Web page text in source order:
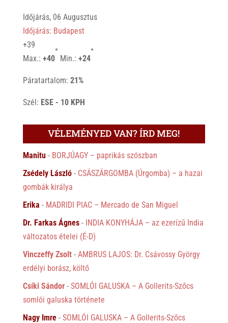
Időjárás, 06 Augusztus
Időjárás: Budapest
+39
Max.: +40
°
Min.: +24
°
Páratartalom: 21%
Szél: ESE - 10 KPH
VÉLEMÉNYED VAN? ÍRD MEG!
Manitu- BORJÚAGY – paprikás szószban
Zsédely László- CSÁSZÁRGOMBA (Úrgomba) – a hazai
gombák királya
Erika - MADRIDI PIAC – Mercado de San Miguel
Dr. Farkas Ágnes- INDIA KONYHÁJA – az ezerízű India
változatos ételei (É-D)
Vinczeffy Zsolt- AMBRUS LAJOS: Dr. Csávossy György
erdélyi borász, költő
Csíki Sándor- SOMLÓI GALUSKA – A Gollerits-Szőcs
somlói galuska története
Nagy Imre- SOMLÓI GALUSKA – A Gollerits-Szőcs